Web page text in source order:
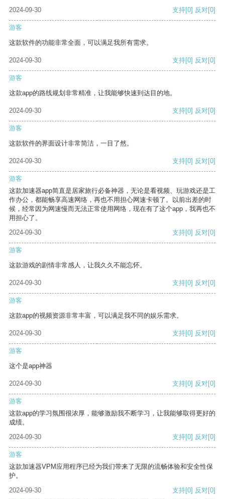
2024-09-30
支持[0] 反对[0]
游客
这款软件的功能非常全面，可以满足我所有需求。
2024-09-30 支持[0] 反对[0]
游客
这款app的路线规划非常精准，让我能够快速到达目的地。
2024-09-30 支持[0] 反对[0]
游客
这款软件的界面设计非常简洁，一目了然。
2024-09-30 支持[0] 反对[0]
游客
这款加速器app简直是居家旅行必备神器，无论是看视频、玩游戏还是工
作办公，都能畅享高速网络，再也不用担心网速卡顿了。以前出差的时
候，经常因为网速慢而无法正常使用网络，现在有了这个app，我再也不
用担心了。
2024-09-30
支持[0] 反对[0]
游客
这款游戏的剧情非常感人，让我久久不能忘怀。
2024-09-30 支持[0] 反对[0]
游客
这款app的视频资源非常丰富，可以满足我不同的娱乐需求。
2024-09-30 支持[0] 反对[0]
游客
这个是app神器
2024-09-30 支持[0] 反对[0]
游客
这款app的学习氛围很浓厚，能够激励我不断学习，让我能够取得更好的
成绩。
2024-09-30
支持[0] 反对[0]
游客
这款加速器VPM应用程序已经为我们带来了无限的流畅体验和安全性保
护。
2024-09-30
支持[0] 反对[0]